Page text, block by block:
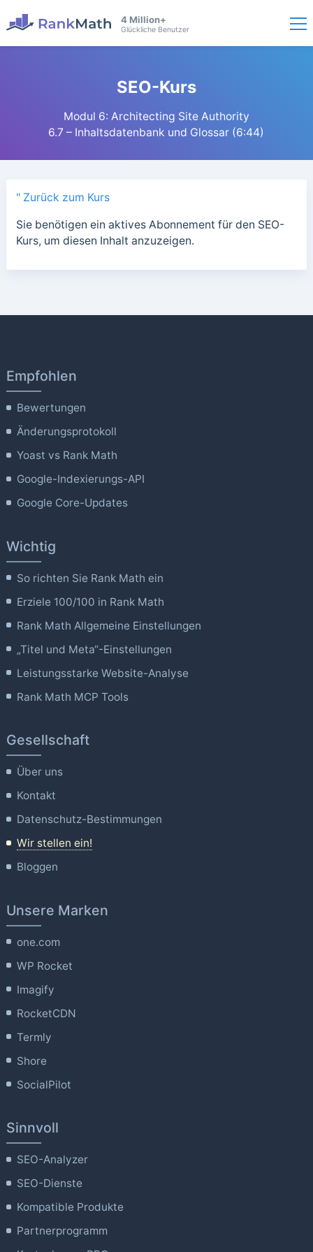
4 Million+
Glückliche Benutzer
SEO-Kurs
Modul 6: Architecting Site Authority
6.7 – Inhaltsdatenbank und Glossar (6:44)
" Zurück zum Kurs
Sie benötigen ein aktives Abonnement für den SEO-
Kurs, um diesen Inhalt anzuzeigen.
Empfohlen
Bewertungen
Änderungsprotokoll
Yoast vs Rank Math
Google-Indexierungs-API
Google Core-Updates
Wichtig
So richten Sie Rank Math ein
Erziele 100/100 in Rank Math
Rank Math Allgemeine Einstellungen
„Titel und Meta“-Einstellungen
Leistungsstarke Website-Analyse
Rank Math MCP Tools
Gesellschaft
Über uns
Kontakt
Datenschutz-Bestimmungen
Wir stellen ein!
Bloggen
Unsere Marken
one.com
WP Rocket
Imagify
RocketCDN
Termly
Shore
SocialPilot
Sinnvoll
SEO-Analyzer
SEO-Dienste
Kompatible Produkte
Partnerprogramm